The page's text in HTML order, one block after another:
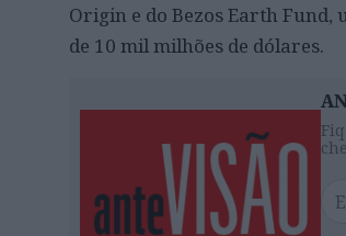
Origin e do Bezos Earth Fund,
de 10 mil milhões de dólares.